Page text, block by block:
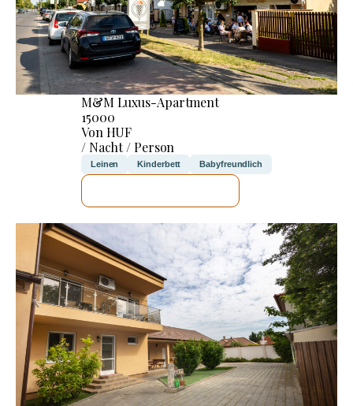
M&M Luxus-Apartment
15000
Von HUF
/ Nacht / Person
Leinen Kinderbett Babyfreundlich